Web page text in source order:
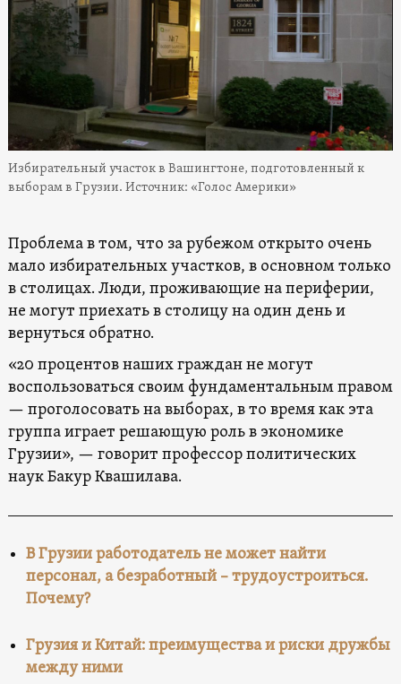
Избирательный участок в Вашингтоне, подготовленный к
выборам в Грузии. Источник: «Голос Америки»
Проблема в том, что за рубежом открыто очень
мало избирательных участков, в основном только
в столицах. Люди, проживающие на периферии,
не могут приехать в столицу на один день и
вернуться обратно.
«20 процентов наших граждан не могут
воспользоваться своим фундаментальным правом
— проголосовать на выборах, в то время как эта
группа играет решающую роль в экономике
Грузии», — говорит профессор политических
наук Бакур Квашилава.
В Грузии работодатель не может найти
персонал, а безработный – трудоустроиться.
Почему?
Грузия и Китай: преимущества и риски дружбы
между ними